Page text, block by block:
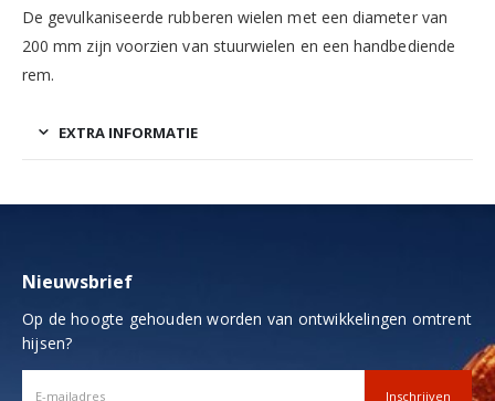
De gevulkaniseerde rubberen wielen met een diameter van
200 mm zijn voorzien van stuurwielen en een handbediende
rem.
EXTRA INFORMATIE
Nieuwsbrief
Op de hoogte gehouden worden van ontwikkelingen omtrent
hijsen?